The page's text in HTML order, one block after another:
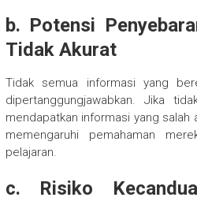
b. Potensi
Tidak Akurat
Tidak semua informasi yang
dipertanggungjawabkan. Jika
mendapatkan informasi yang salah
memengaruhi pemahaman
pelajaran.
c. Risiko